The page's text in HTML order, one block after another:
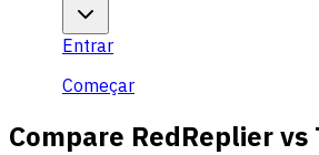
Entrar
Começar
Compare RedReplier